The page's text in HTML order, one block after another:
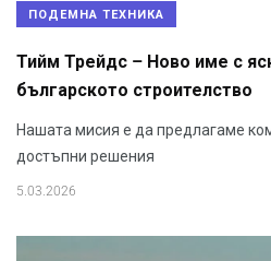
ПОДЕМНА ТЕХНИКА
Тийм Трейдс – Ново име с
българското строителство
Нашата мисия е да предлагаме
достъпни решения
5.03.2026